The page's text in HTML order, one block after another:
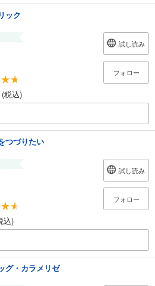
ック
税込)
試し読み
フォロー
つづりたい
込)
試し読み
フォロー
グ・カラメリゼ